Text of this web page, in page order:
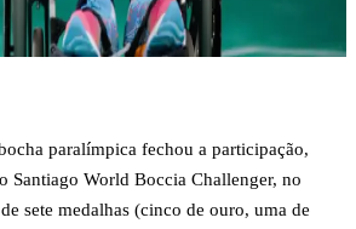
paralímpica fechou a participação,
Santiago World Boccia Challenger, no
sete medalhas (cinco de ouro, uma de